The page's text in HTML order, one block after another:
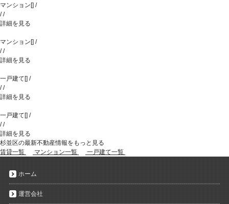
マンション [] /
//
詳細を見る
マンション [] /
//
詳細を見る
一戸建て [] /
//
詳細を見る
一戸建て [] /
//
詳細を見る
杉並区の最新不動産情報をもっと見る
賃貸一覧
マンション一覧 一戸建て一覧
ホーム
運営会社